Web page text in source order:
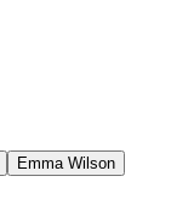
Emma Wilson